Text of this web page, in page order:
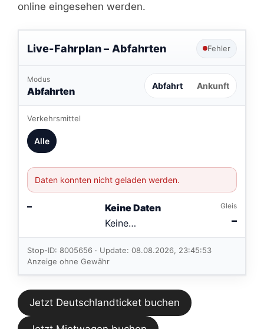
online eingesehen werden.
Live-Fahrplan – Abfahrten Fehler
Modus
Abfahrten Abfahrt Ankunft
Verkehrsmittel
Alle
Daten konnten nicht geladen werden.
–
Keine Daten
Keine
Verbindungen
im aktuellen
Feed.
Gleis
–
Stop-ID: 8005656 · Update: 08.08.2026, 23:45:53
Anzeige ohne Gewähr
Jetzt Deutschlandticket buchen